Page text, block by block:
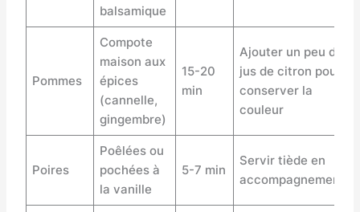
balsamique
Pommes
Compote
maison aux
épices
(cannelle,
gingembre)
15-20
min
Ajouter un peu de
jus de citron pour
conserver la
couleur
Poires
Poêlées ou
pochées à
la vanille
5-7 min
Servir tiède en
accompagnement